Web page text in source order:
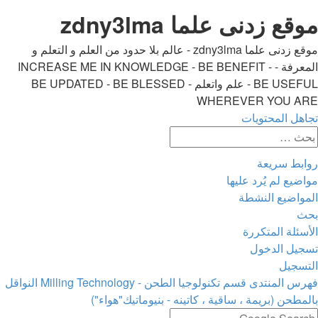
موقع زدنى علما zdny3lma
موقع زدنى علما zdny3lma - عالم بلا حدود من العلم و التعلم و
المعرفة - INCREASE ME IN KNOWLEDGE - BE BENEFIT -
BE USEFUL - علم واتعلم - BE UPDATED - BE BLESSED
WHEREVER YOU ARE
تجاهل المحتويات
روابط سريعة
مواضيع لم يُرد عليها
المواضيع النشطة
بحث
الأسئلة المتكررة
تسجيل الدخول
التسجيل
فهرس المنتدى قسم تكنولوجيا الطحن - Milling Technology
النواقل
بالمطحن (بريمة ، ساقية ، كاتينه - بنيوماتيك"هواء")